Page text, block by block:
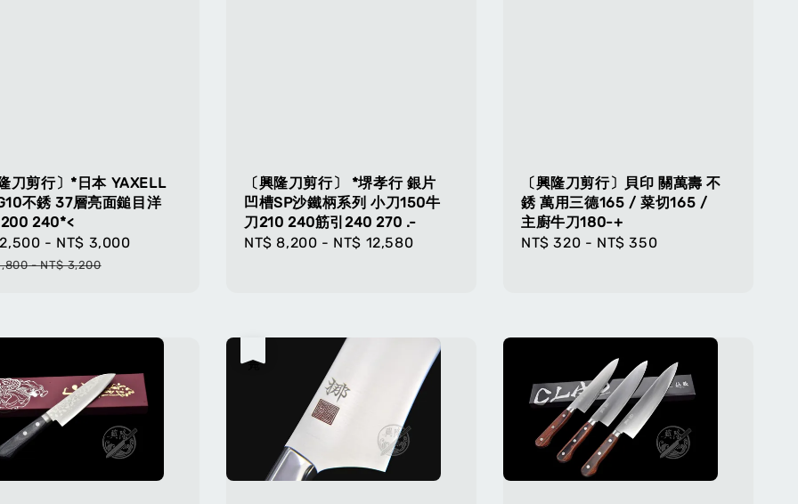
刀剪行〕*日本 YAXELL
不銹 37層亮面鎚目洋
240*<
- NT$ 3,000
-NT$ 3,200
〔興隆刀剪行〕 *堺孝行 銀片
凹槽SP沙鐵柄系列 小刀150牛
刀210 240筋引240 270 .-
Regular
NT$ 8,200 - NT$ 12,580
〔興隆刀剪行〕貝印 關萬壽 不
銹 萬用三德165 / 菜切165 /
主廚牛刀180-+
Regular
NT$ 320 - NT$ 350